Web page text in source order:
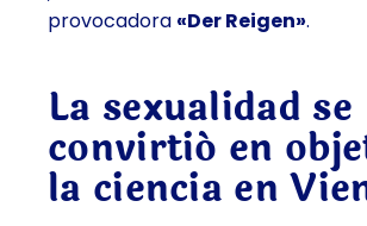
provocadora «Der Reigen».
La sexualidad se
convirtió en
la ciencia en